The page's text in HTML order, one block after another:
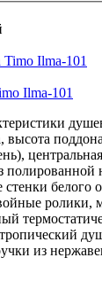
Ilma-101
высота
стенки белого
ролики,
из